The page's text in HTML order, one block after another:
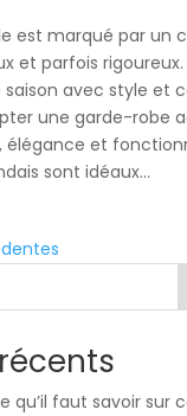
est marqué par un
et parfois rigoureux.
avec style et
une garde-robe
élégance et
sont idéaux...
qu’il faut savoir sur